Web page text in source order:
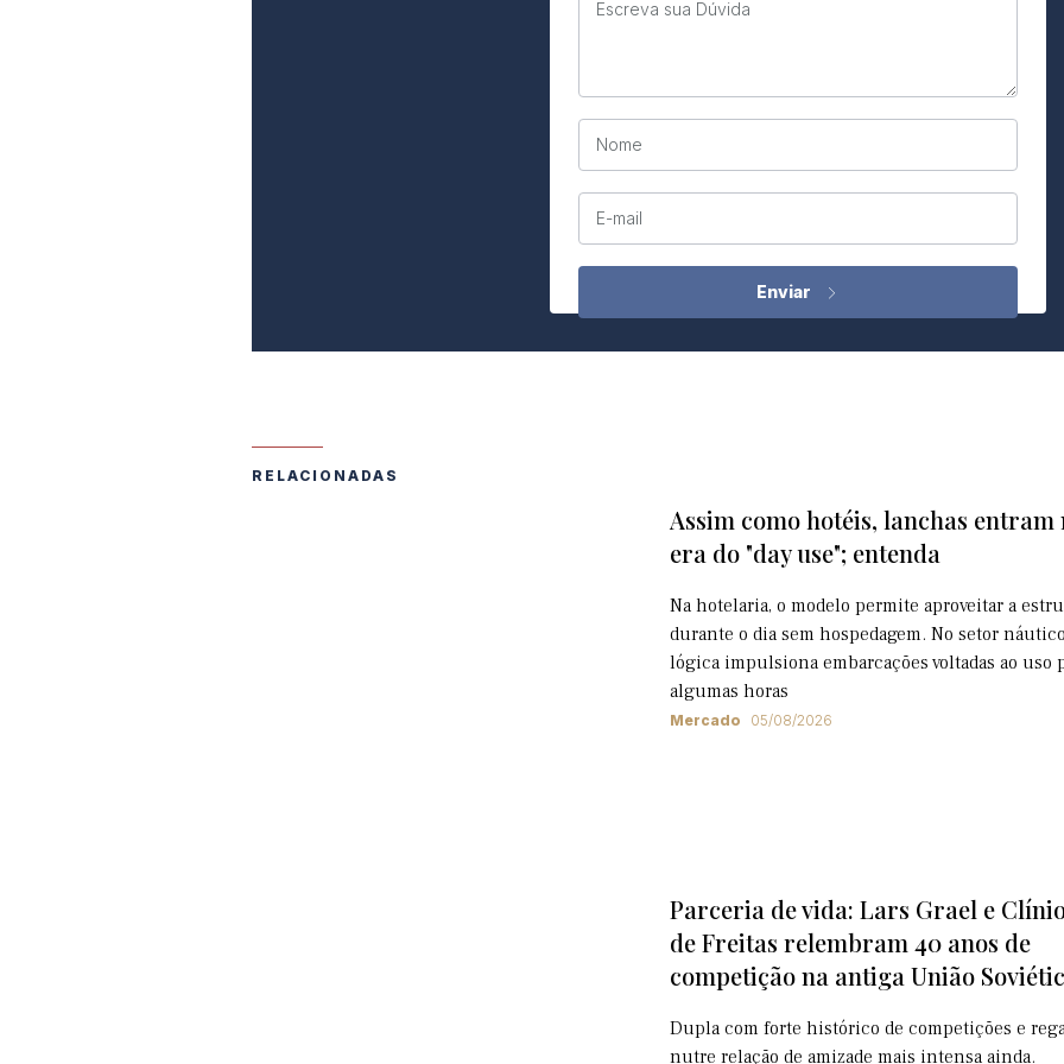
Escreva sua Dúvida
Nome
E-mail
RELACIONADAS
Assim como hotéis, lanchas entram
era do "day use"; entenda
Na hotelaria, o modelo permite aproveitar a
durante o dia sem hospedagem. No setor
lógica impulsiona embarcações voltadas ao uso
algumas horas
Mercado 05/08/2026
Parceria de vida: Lars Grael e
de Freitas relembram 40 anos de
competição na antiga União
Dupla com forte histórico de competições e
nutre relação de amizade mais intensa ainda.